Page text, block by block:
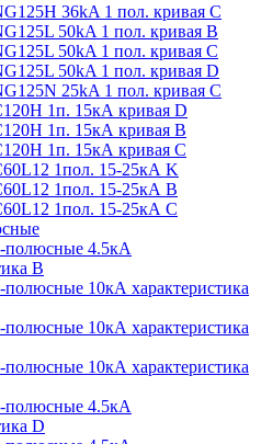
36kA 1 пол. кривая C
50kA 1 пол. кривая B
50kA 1 пол. кривая C
50kA 1 пол. кривая D
25kA 1 пол. кривая C
1п. 15кА кривая D
1п. 15кА кривая В
1п. 15кА кривая С
1пол. 15-25кА K
1пол. 15-25кА В
1пол. 15-25кА С
полюсные 4.5кА
В
10кА характеристика
10кА характеристика
10кА характеристика
полюсные 4.5кА
D